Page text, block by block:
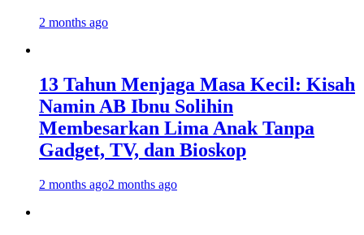
2 months ago
13 Tahun Menjaga Masa Kecil: Kisah
Namin AB Ibnu Solihin
Membesarkan Lima Anak Tanpa
Gadget, TV, dan Bioskop
2 months ago2 months ago